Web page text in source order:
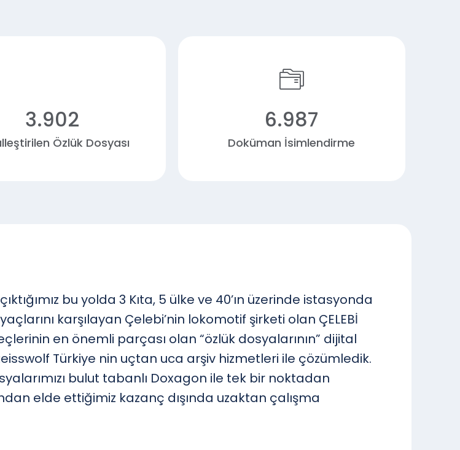
3.902
Özlük Dosyası
6.987
Doküman İsimlendirme
bu yolda 3 Kıta, 5 ülke ve 40’ın üzerinde istasyonda
karşılayan Çelebi’nin lokomotif şirketi olan ÇELEBİ
en önemli parçası olan “özlük dosyalarının” dijital
Türkiye nin uçtan uca arşiv hizmetleri ile çözümledik.
bulut tabanlı Doxagon ile tek bir noktadan
elde ettiğimiz kazanç dışında uzaktan çalışma